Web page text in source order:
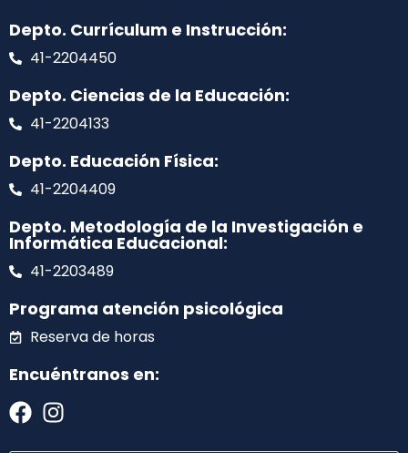
Depto. Currículum e Instrucción:
41-2204450
Depto. Ciencias de la Educación:
41-2204133
Depto. Educación Física:
41-2204409
Depto. Metodología de la Investigación e
Informática Educacional:
41-2203489
Programa atención psicológica
Reserva de horas
Encuéntranos en: